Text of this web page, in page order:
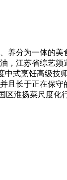
分为一体的美
，江苏省综艺
式烹饪高级
且长于正在保
区淮扬菜尺度